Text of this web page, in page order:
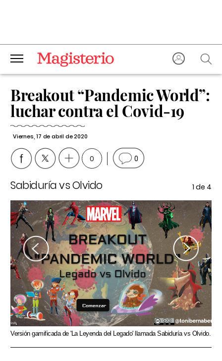
Breakout “Pandemic World”:
luchar contra el Covid-19
Viernes, 17 de abril de 2020
0 0
Previous
Sabiduría vs Olvido 1 de 4
Versión gamificada de 'La Leyenda del Legado' llamada Sabiduría vs Olvido.
Next